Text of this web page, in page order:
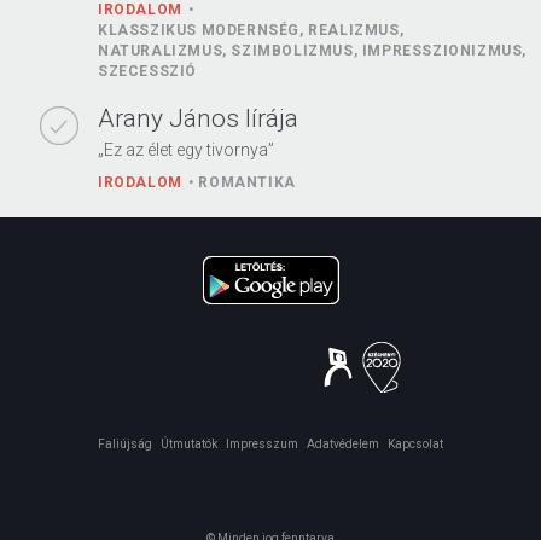
IRODALOM
KLASSZIKUS MODERNSÉG, REALIZMUS,
NATURALIZMUS, SZIMBOLIZMUS, IMPRESSZIONIZMUS,
SZECESSZIÓ
Arany János lírája
„Ez az élet egy tivornya”
IRODALOM ROMANTIKA
Faliújság Útmutatók Impresszum Adatvédelem Kapcsolat